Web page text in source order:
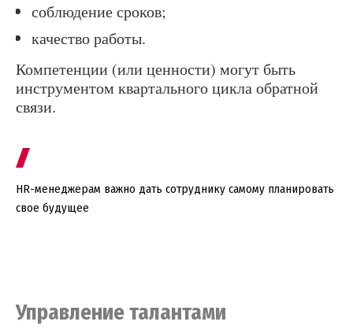
соблюдение сроков;
качество работы.
Компетенции (или ценности) могут быть
инструментом квартального цикла обратной
связи.
HR-менеджерам важно дать сотруднику самому планировать
свое будущее
Управление талантами